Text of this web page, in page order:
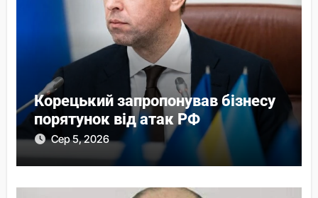
Корецький запропонував бізнесу
порятунок від атак РФ
Сер 5, 2026